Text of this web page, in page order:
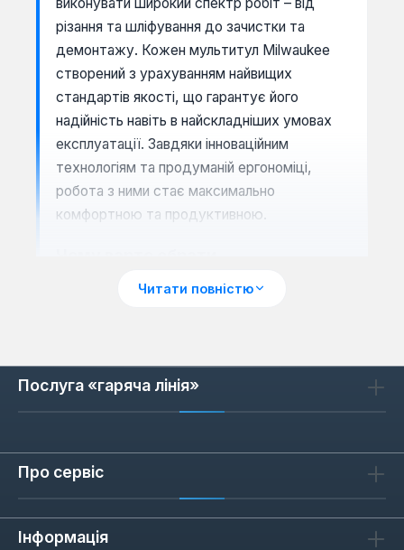
різання та шліфування до зачистки та
демонтажу. Кожен мультитул Milwaukee
створений з урахуванням найвищих
стандартів якості, що гарантує його
надійність навіть в найскладніших умовах
експлуатації. Завдяки інноваційним
технологіям та продуманій ергономіці,
робота з ними стає максимально
комфортною та продуктивною.
Milwaukee?
безкомпромісну якість. Бренд Milwaukee
відомий своїм прагненням до інновацій, що
виробників, Milwaukee зосереджується на
створенні рішень, які не просто виконують
завдання, а роблять це швидше,
безпечніше та ефективніше. Їхні
Читати повністю
Послуга «гаряча лінія»
Про сервіс
Інформація